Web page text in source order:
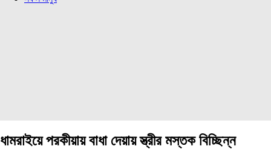
ধামরাইয়ে পরকীয়ায় বাধা দেয়ায় স্ত্রীর মস্তক বিচ্ছিন্ন